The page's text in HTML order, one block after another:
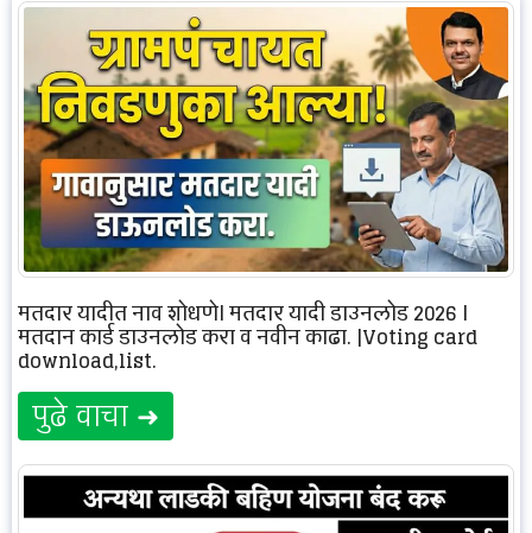
मतदार यादीत नाव शोधणे| मतदार यादी डाउनलोड 2026 |
मतदान कार्ड डाउनलोड करा व नवीन काढा. |Voting card
download,list.
पुढे वाचा ➜